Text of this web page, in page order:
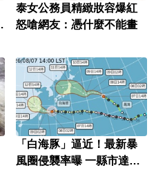
泰女公務員精緻妝容爆紅
怒嗆網友：憑什麼不能畫
「白海豚」逼近！最新暴
風圈侵襲率曝 一縣市達